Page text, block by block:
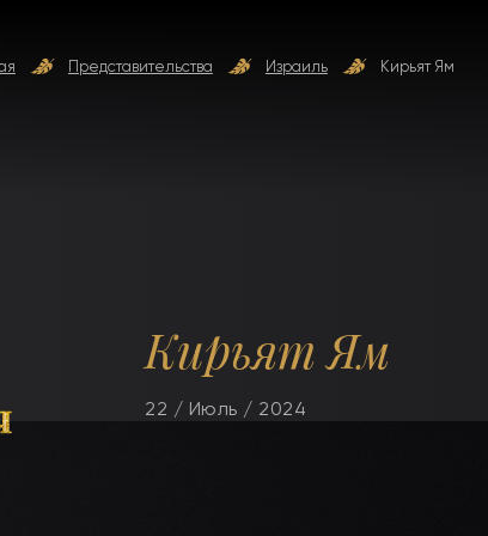
Представительства Израиль Кирьят Ям
Кирьят Ям
22 / Июль / 2024